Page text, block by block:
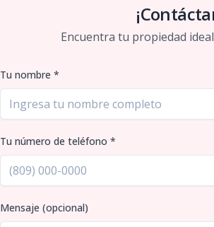
Encuentra tu propiedad
Tu nombre *
Tu número de teléfono *
Mensaje (opcional)